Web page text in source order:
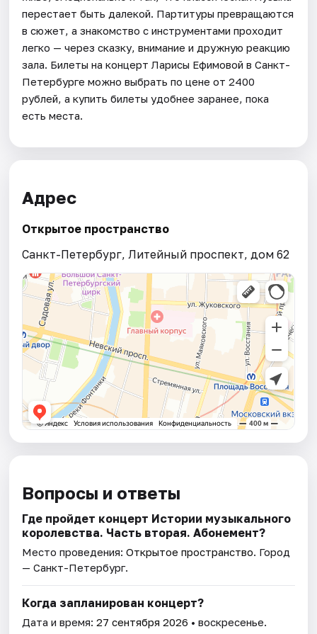
перестает быть далекой. Партитуры превращаются
в сюжет, а знакомство с инструментами проходит
легко — через сказку, внимание и дружную реакцию
зала. Билеты на концерт Ларисы Ефимовой в Санкт-
Петербурге можно выбрать по цене от 2400
рублей, а купить билеты удобнее заранее, пока
есть места.
Адрес
Открытое пространство
Санкт-Петербург, Литейный проспект, дом 62
Вопросы и ответы
Где пройдет концерт Истории музыкального
королевства. Часть вторая. Абонемент?
Место проведения:Открытое пространство. Город
— Санкт-Петербург.
Когда запланирован концерт?
Дата и время:27 сентября 2026 • воскресенье.